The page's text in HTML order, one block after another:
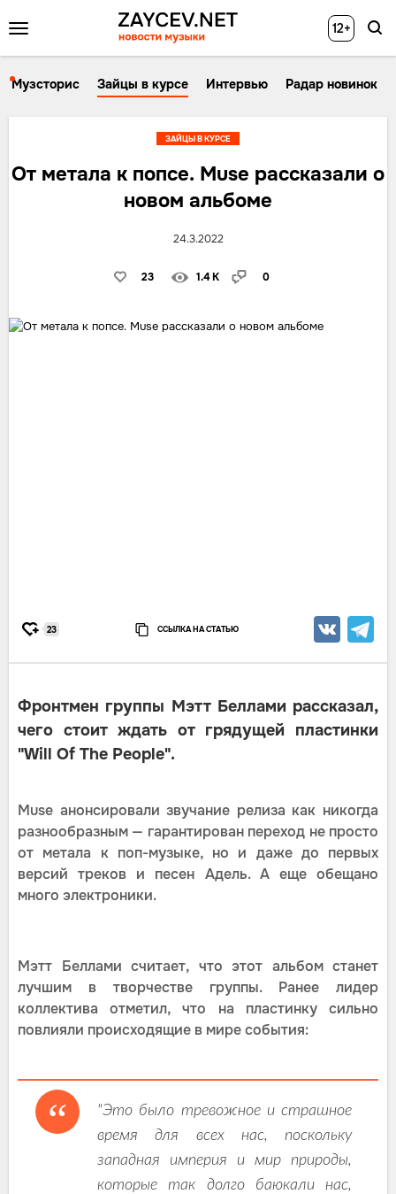
12+
Музсторис Зайцы в курсе Интервью Радар новинок
От метала к попсе. Muse рассказали о
новом альбоме
24.3.2022
23 1.4 K 0
ЗАЙЦЫ В КУРСЕ
23 ССЫЛКА НА СТАТЬЮ
Фронтмен группы Мэтт Беллами рассказал,
чего стоит ждать от грядущей пластинки
"Will Of The People".
Muse анонсировали звучание релиза как никогда
разнообразным — гарантирован переход не просто
от метала к поп-музыке, но и даже до первых
версий треков и песен Адель. А еще обещано
много электроники.
Мэтт Беллами считает, что этот альбом станет
лучшим в творчестве группы. Ранее лидер
коллектива отметил, что на пластинку сильно
повлияли происходящие в мире события:
"Это было тревожное и страшное
время для всех нас, поскольку
западная империя и мир природы,
которые так долго баюкали нас,